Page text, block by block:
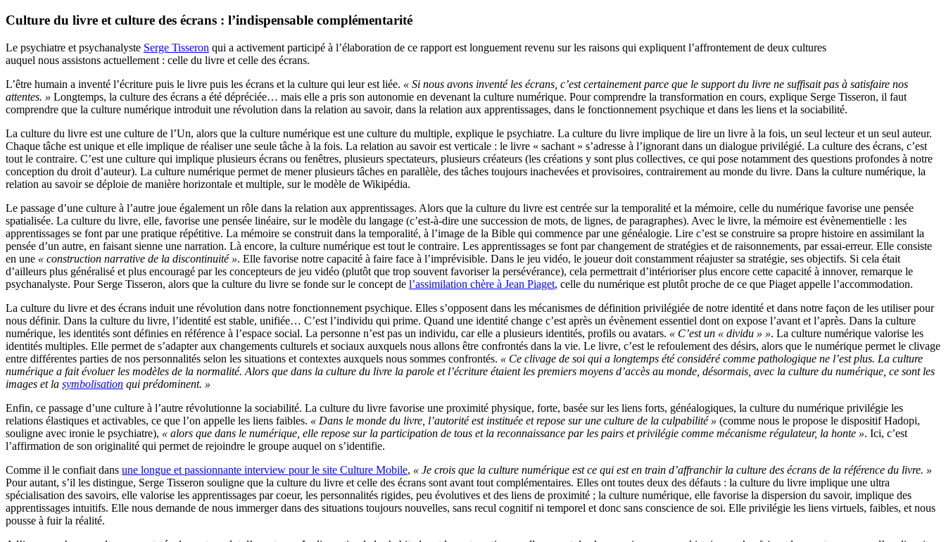
Culture du livre et culture des écrans : l’indispensable complémentarité
Le psychiatre et psychanalyste Serge Tisseron qui a activement participé à l’élaboration de ce rapport est longuement revenu sur les raisons qui expliquent l’affrontement de deux cultures
auquel nous assistons actuellement : celle du livre et celle des écrans.
L’être humain a inventé l’écriture puis le livre puis les écrans et la culture qui leur est liée. « Si nous avons inventé les écrans, c’est certainement parce que le support du livre ne suffisait pas à satisfaire nos
attentes. » Longtemps, la culture des écrans a été dépréciée… mais elle a pris son autonomie en devenant la culture numérique. Pour comprendre la transformation en cours, explique Serge Tisseron, il faut
comprendre que la culture numérique introduit une révolution dans la relation au savoir, dans la relation aux apprentissages, dans le fonctionnement psychique et dans les liens et la sociabilité.
La culture du livre est une culture de l’Un, alors que la culture numérique est une culture du multiple, explique le psychiatre. La culture du livre implique de lire un livre à la fois, un seul lecteur et un seul auteur.
Chaque tâche est unique et elle implique de réaliser une seule tâche à la fois. La relation au savoir est verticale : le livre « sachant » s’adresse à l’ignorant dans un dialogue privilégié. La culture des écrans, c’est
tout le contraire. C’est une culture qui implique plusieurs écrans ou fenêtres, plusieurs spectateurs, plusieurs créateurs (les créations y sont plus collectives, ce qui pose notamment des questions profondes à notre
conception du droit d’auteur). La culture numérique permet de mener plusieurs tâches en parallèle, des tâches toujours inachevées et provisoires, contrairement au monde du livre. Dans la culture numérique, la
relation au savoir se déploie de manière horizontale et multiple, sur le modèle de Wikipédia.
Le passage d’une culture à l’autre joue également un rôle dans la relation aux apprentissages. Alors que la culture du livre est centrée sur la temporalité et la mémoire, celle du numérique favorise une pensée
spatialisée. La culture du livre, elle, favorise une pensée linéaire, sur le modèle du langage (c’est-à-dire une succession de mots, de lignes, de paragraphes). Avec le livre, la mémoire est évènementielle : les
apprentissages se font par une pratique répétitive. La mémoire se construit dans la temporalité, à l’image de la Bible qui commence par une généalogie. Lire c’est se construire sa propre histoire en assimilant la
pensée d’un autre, en faisant sienne une narration. Là encore, la culture numérique est tout le contraire. Les apprentissages se font par changement de stratégies et de raisonnements, par essai-erreur. Elle consiste
en une « construction narrative de la discontinuité ». Elle favorise notre capacité à faire face à l’imprévisible. Dans le jeu vidéo, le joueur doit constamment réajuster sa stratégie, ses objectifs. Si cela était
d’ailleurs plus généralisé et plus encouragé par les concepteurs de jeu vidéo (plutôt que trop souvent favoriser la persévérance), cela permettrait d’intérioriser plus encore cette capacité à innover, remarque le
psychanalyste. Pour Serge Tisseron, alors que la culture du livre se fonde sur le concept de l’assimilation chère à Jean Piaget, celle du numérique est plutôt proche de ce que Piaget appelle l’accommodation.
La culture du livre et des écrans induit une révolution dans notre fonctionnement psychique. Elles s’opposent dans les mécanismes de définition privilégiée de notre identité et dans notre façon de les utiliser pour
nous définir. Dans la culture du livre, l’identité est stable, unifiée… C’est l’individu qui prime. Quand une identité change c’est après un évènement essentiel dont on expose l’avant et l’après. Dans la culture
numérique, les identités sont définies en référence à l’espace social. La personne n’est pas un individu, car elle a plusieurs identités, profils ou avatars. « C’est un « dividu » ». La culture numérique valorise les
identités multiples. Elle permet de s’adapter aux changements culturels et sociaux auxquels nous allons être confrontés dans la vie. Le livre, c’est le refoulement des désirs, alors que le numérique permet le clivage
entre différentes parties de nos personnalités selon les situations et contextes auxquels nous sommes confrontés. « Ce clivage de soi qui a longtemps été considéré comme pathologique ne l’est plus. La culture
numérique a fait évoluer les modèles de la normalité. Alors que dans la culture du livre la parole et l’écriture étaient les premiers moyens d’accès au monde, désormais, avec la culture du numérique, ce sont les
images et la symbolisation qui prédominent. »
Enfin, ce passage d’une culture à l’autre révolutionne la sociabilité. La culture du livre favorise une proximité physique, forte, basée sur les liens forts, généalogiques, la culture du numérique privilégie les
relations élastiques et activables, ce que l’on appelle les liens faibles. « Dans le monde du livre, l’autorité est instituée et repose sur une culture de la culpabilité » (comme nous le propose le dispositif Hadopi,
souligne avec ironie le psychiatre), « alors que dans le numérique, elle repose sur la participation de tous et la reconnaissance par les pairs et privilégie comme mécanisme régulateur, la honte ». Ici, c’est
l’affirmation de son originalité qui permet de rejoindre le groupe auquel on s’identifie.
Comme il le confiait dans une longue et passionnante interview pour le site Culture Mobile, « Je crois que la culture numérique est ce qui est en train d’affranchir la culture des écrans de la référence du livre. »
Pour autant, s’il les distingue, Serge Tisseron souligne que la culture du livre et celle des écrans sont avant tout complémentaires. Elles ont toutes deux des défauts : la culture du livre implique une ultra
spécialisation des savoirs, elle valorise les apprentissages par coeur, les personnalités rigides, peu évolutives et des liens de proximité ; la culture numérique, elle favorise la dispersion du savoir, implique des
apprentissages intuitifs. Elle nous demande de nous immerger dans des situations toujours nouvelles, sans recul cognitif ni temporel et donc sans conscience de soi. Elle privilégie les liens virtuels, faibles, et nous
pousse à fuir la réalité.